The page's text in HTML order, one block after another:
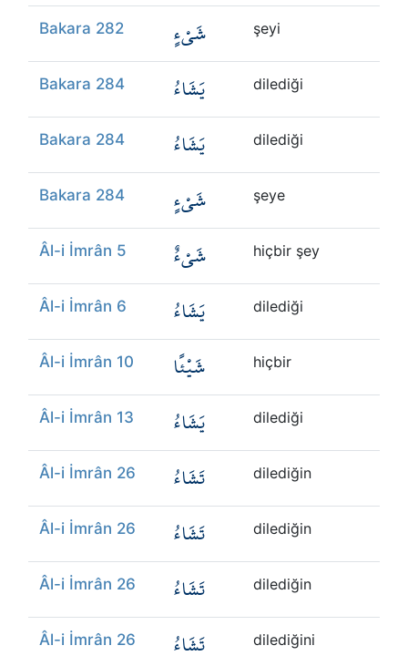
Bakara 282 شَيْءٍ şeyi
Bakara 284 يَشَاءُ dilediği
Bakara 284 يَشَاءُ dilediği
Bakara 284 شَيْءٍ şeye
Âl-i İmrân 5 شَيْءٌ hiçbir şey
Âl-i İmrân 6 يَشَاءُ dilediği
Âl-i İmrân 10 شَيْئًا hiçbir
Âl-i İmrân 13 يَشَاءُ dilediği
Âl-i İmrân 26 تَشَاءُ dilediğin
Âl-i İmrân 26 تَشَاءُ dilediğin
Âl-i İmrân 26 تَشَاءُ dilediğin
Âl-i İmrân 26 تَشَاءُ dilediğini